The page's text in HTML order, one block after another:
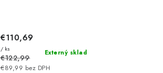
Externý sklad
€89,99 bez DPH
€110,69
/ ks
€122,99